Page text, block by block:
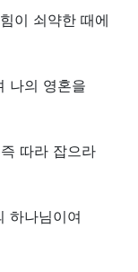
이 쇠약한 때에
나의 영혼을
따라 잡으라
하나님이여